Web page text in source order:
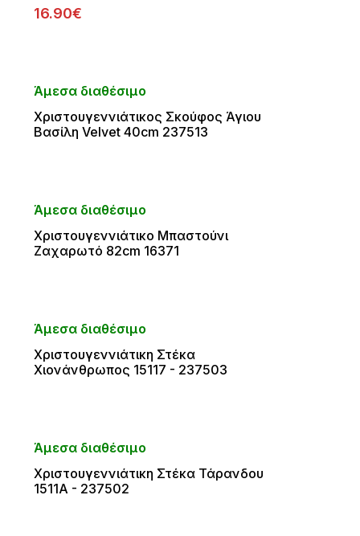
16.90€
Άμεσα διαθέσιμο
Χριστουγεννιάτικος Σκούφος Άγιου
Βασίλη Velvet 40cm 237513
Άμεσα διαθέσιμο
Χριστουγεννιάτικο Μπαστούνι
Ζαχαρωτό 82cm 16371
Άμεσα διαθέσιμο
Χριστουγεννιάτικη Στέκα
Χιονάνθρωπος 15117 - 237503
Άμεσα διαθέσιμο
Χριστουγεννιάτικη Στέκα Τάρανδου
1511A - 237502